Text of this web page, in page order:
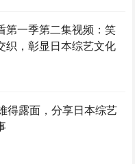
第一季第二集视频：笑
织，彰显日本综艺文化
得露面，分享日本综艺